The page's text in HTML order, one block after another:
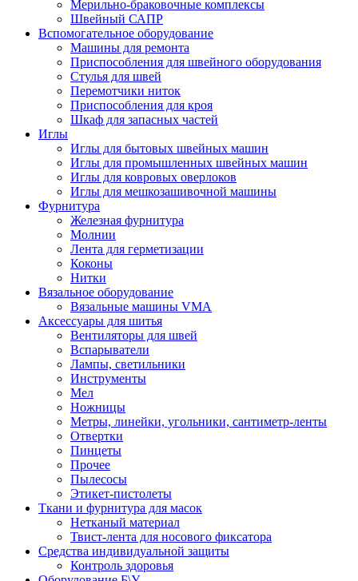
Мерильно-браковочные комплексы
Швейный САПР
Вспомогательное оборудование
Машины для ремонта
Приспособления для швейного оборудования
Стулья для швей
Перемотчики ниток
Приспособления для кроя
Шкаф для запасных частей
Иглы
Иглы для бытовых швейных машин
Иглы для промышленных швейных машин
Иглы для ковровых оверлоков
Иглы для мешкозашивочной машины
Фурнитура
Железная фурнитура
Молнии
Лента для герметизации
Коконы
Нитки
Вязальное оборудование
Вязальные машины VMA
Аксессуары для шитья
Вентиляторы для швей
Вспарыватели
Лампы, светильники
Инструменты
Мел
Ножницы
Метры, линейки, угольники, сантиметр-ленты
Отвертки
Пинцеты
Прочее
Пылесосы
Этикет-пистолеты
Ткани и фурнитура для масок
Нетканый материал
Твист-лента для носового фиксатора
Средства индивидуальной защиты
Контроль здоровья